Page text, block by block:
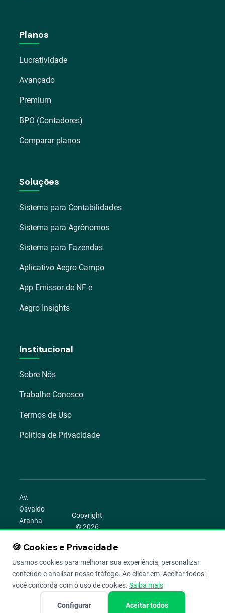
Planos
Lucratividade
Avançado
Premium
BPO (Contadores)
Comparar planos
Soluções
Sistema para Contabilidades
Sistema para Agrônomos
Sistema para Fazendas
Aplicativo Aegro Campo
App Emissor de NF-e
Aegro Insights
Institucional
Sobre Nós
Trabalhe Conosco
Termos de Uso
Política de Privacidade
Av.
Osvaldo
Aranha
1022 –
Bom
Porto
Alegre –
RS
Copyright
© 2026
Todos os
direitos
reservados.
🍪 Cookies e Privacidade
Usamos cookies para melhorar sua experiência, personalizar
conteúdo e analisar nosso tráfego. Ao clicar em "Aceitar todos",
você concorda com o uso de cookies. Saiba mais
Configurar Aceitar todos